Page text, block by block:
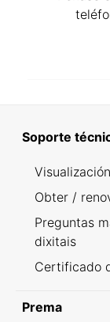
Soporte
Obter /
Preguntas
dixitais
Certificado
Prema